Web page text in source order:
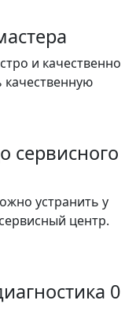
и качественно
сервисного
устранить у
центр.
0